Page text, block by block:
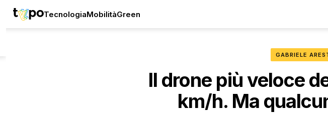
TecnologiaMobilitàGreen
GABRIELE
Il drone più veloce
km/h. Ma